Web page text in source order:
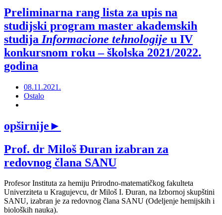
Preliminarna rang lista za upis na
studijski program master akademskih
studija Informacione tehnologije u IV
konkursnom roku – školska 2021/2022.
godina
08.11.2021.
Ostalo
opširnije►
Prof. dr Miloš Đuran izabran za
redovnog člana SANU
Profesor Instituta za hemiju Prirodno-matematičkog fakulteta
Univerziteta u Kragujevcu, dr Miloš I. Đuran, na Izbornoj skupštini
SANU, izabran je za redovnog člana SANU (Odeljenje hemijskih i
bioloških nauka).